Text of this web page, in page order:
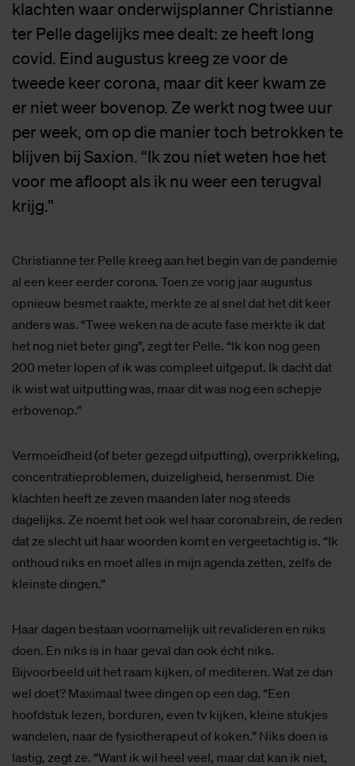
klachten waar onderwijsplanner Christianne
ter Pelle dagelijks mee dealt: ze heeft long
covid. Eind augustus kreeg ze voor de
tweede keer corona, maar dit keer kwam ze
er niet weer bovenop. Ze werkt nog twee uur
per week, om op die manier toch betrokken te
blijven bij Saxion. “Ik zou niet weten hoe het
voor me afloopt als ik nu weer een terugval
krijg.”
Christianne ter Pelle kreeg aan het begin van de pandemie
al een keer eerder corona. Toen ze vorig jaar augustus
opnieuw besmet raakte, merkte ze al snel dat het dit keer
anders was. “Twee weken na de acute fase merkte ik dat
het nog niet beter ging”, zegt ter Pelle. “Ik kon nog geen
200 meter lopen of ik was compleet uitgeput. Ik dacht dat
ik wist wat uitputting was, maar dit was nog een schepje
erbovenop.”
Vermoeidheid (of beter gezegd uitputting), overprikkeling,
concentratieproblemen, duizeligheid, hersenmist. Die
klachten heeft ze zeven maanden later nog steeds
dagelijks. Ze noemt het ook wel haar coronabrein, de reden
dat ze slecht uit haar woorden komt en vergeetachtig is. “Ik
onthoud niks en moet alles in mijn agenda zetten, zelfs de
kleinste dingen.”
Haar dagen bestaan voornamelijk uit revalideren en niks
doen. En niks is in haar geval dan ook écht niks.
Bijvoorbeeld uit het raam kijken, of mediteren. Wat ze dan
wel doet? Maximaal twee dingen op een dag. “Een
hoofdstuk lezen, borduren, even tv kijken, kleine stukjes
wandelen, naar de fysiotherapeut of koken.” Niks doen is
lastig, zegt ze. “Want ik wil heel veel, maar dat kan ik niet,